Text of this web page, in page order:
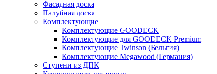
Фасадная доска
Палубная доска
Комплектующие
Комплектующие GOODECK
Комплектующие для GOODECK Premium
Комплектующие Twinson (Бельгия)
Комплектующие Megawood (Германия)
Ступени из ДПК